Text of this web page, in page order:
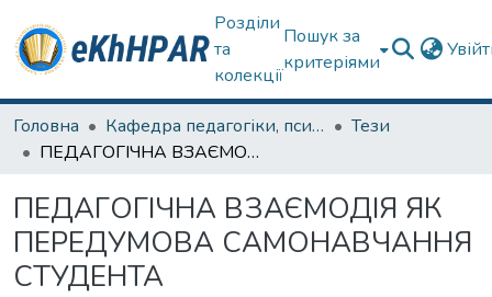
Розділи
та
колекції
Пошук за
критеріями
Головна Кафедра педагогіки, психології, початкової освіти та освітнього менеджменту
Тези
ПЕДАГОГІЧНА ВЗАЄМОДІЯ ЯК ПЕРЕДУМОВА САМОНАВЧАННЯ СТУДЕНТА
ПЕДАГОГІЧНА ВЗАЄМОДІЯ ЯК
ПЕРЕДУМОВА САМОНАВЧАННЯ
СТУДЕНТА